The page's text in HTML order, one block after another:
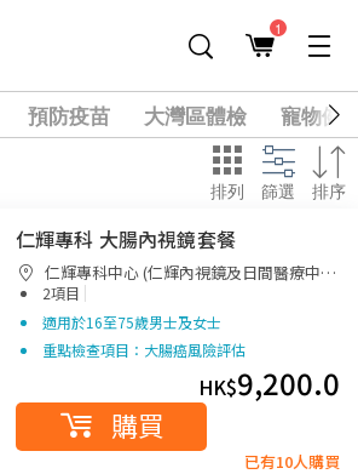
1
預防疫苗 大灣區體檢
寵物健
排列 篩選 排序
仁輝專科 大腸內視鏡套餐
心)
2項目 |
適用於16至75歲男士及女士
重點檢查項目：大腸癌風險評估
HK$9,200.0
購買
已有10人購買